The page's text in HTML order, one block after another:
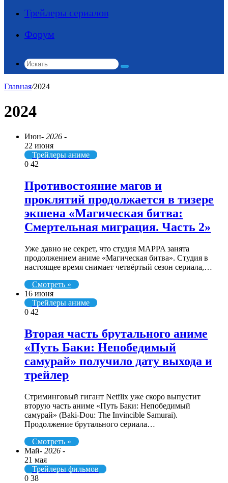
Трейлеры сериалов
Форум
Искать
Главная/2024
2024
Июн- 2026 -
22 июня
Трейлеры аниме
0 42
Противостояние магов и
проклятий продолжается в тизере
экшена «Магическая битва:
Смертельная миграция. Часть 2»
Уже давно не секрет, что студия MAPPA занята
продолжением аниме «Магическая битва». Студия в
настоящее время снимает четвёртый сезон сериала,…
Смотреть »
16 июня
Трейлеры аниме
0 42
Вторая часть брутального аниме
«Путь Баки: Непобедимый
самурай» получило дату выхода и
трейлер
Стриминговый гигант Netflix уже скоро выпустит
вторую часть аниме «Путь Баки: Непобедимый
самурай» (Baki-Dou: The Invincible Samurai).
Продолжение брутального сериала…
Смотреть »
Май- 2026 -
21 мая
Трейлеры фильмов
0 38